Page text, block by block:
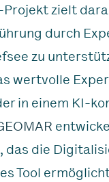
zielt
durch
zu
wertvolle
in einem KI-
die
Tool